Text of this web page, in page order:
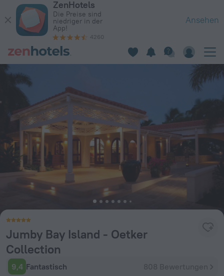
ZenHotels
Die Preise sind
niedriger in der
App!
4260
Ansehen
Jumby Bay Island - Oetker
Collection
9,4 Fantastisch
Jumby Bay Island - Oetker Collection in Long Island — Jetzt